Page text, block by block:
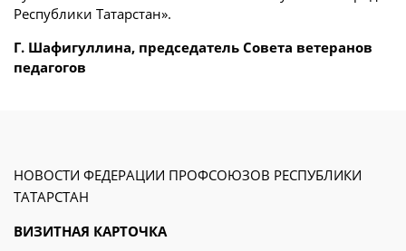
Республики Татарстан».
Г. Шафигуллина, председатель Совета ветеранов
педагогов
НОВОСТИ ФЕДЕРАЦИИ ПРОФСОЮЗОВ РЕСПУБЛИКИ
ТАТАРСТАН
ВИЗИТНАЯ КАРТОЧКА